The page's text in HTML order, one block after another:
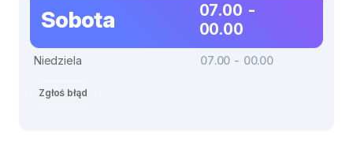
Sobota
07.00 -
00.00
Niedziela 07.00 - 00.00
Zgłoś błąd